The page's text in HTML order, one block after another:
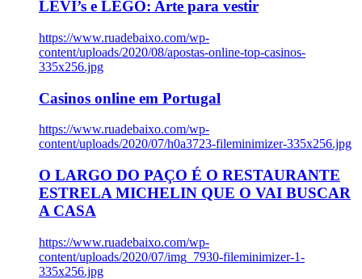
LEVI’s e LEGO: Arte para vestir
https://www.ruadebaixo.com/wp-
content/uploads/2020/08/apostas-online-top-casinos-
335x256.jpg
Casinos online em Portugal
https://www.ruadebaixo.com/wp-
content/uploads/2020/07/h0a3723-fileminimizer-335x256.jpg
O LARGO DO PAÇO É O RESTAURANTE
ESTRELA MICHELIN QUE O VAI BUSCAR
A CASA
https://www.ruadebaixo.com/wp-
content/uploads/2020/07/img_7930-fileminimizer-1-
335x256.jpg